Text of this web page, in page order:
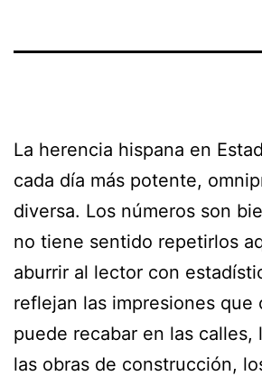
La herencia hispana en
cada día más potente,
diversa. Los números son
no tiene sentido repetirlos
aburrir al lector con
reflejan las impresiones que
puede recabar en las calles,
las obras de construcción,